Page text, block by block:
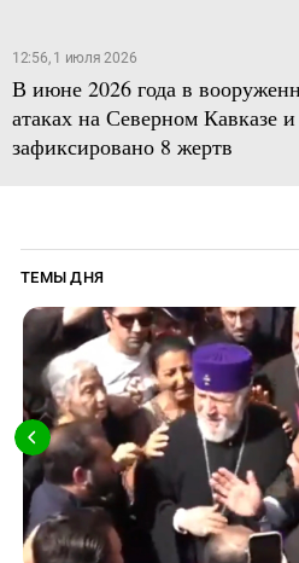
12:56, 1 июля 2026
В июне 2026 года в
атаках на Северном Кавказе
зафиксировано 8 жертв
ТЕМЫ ДНЯ